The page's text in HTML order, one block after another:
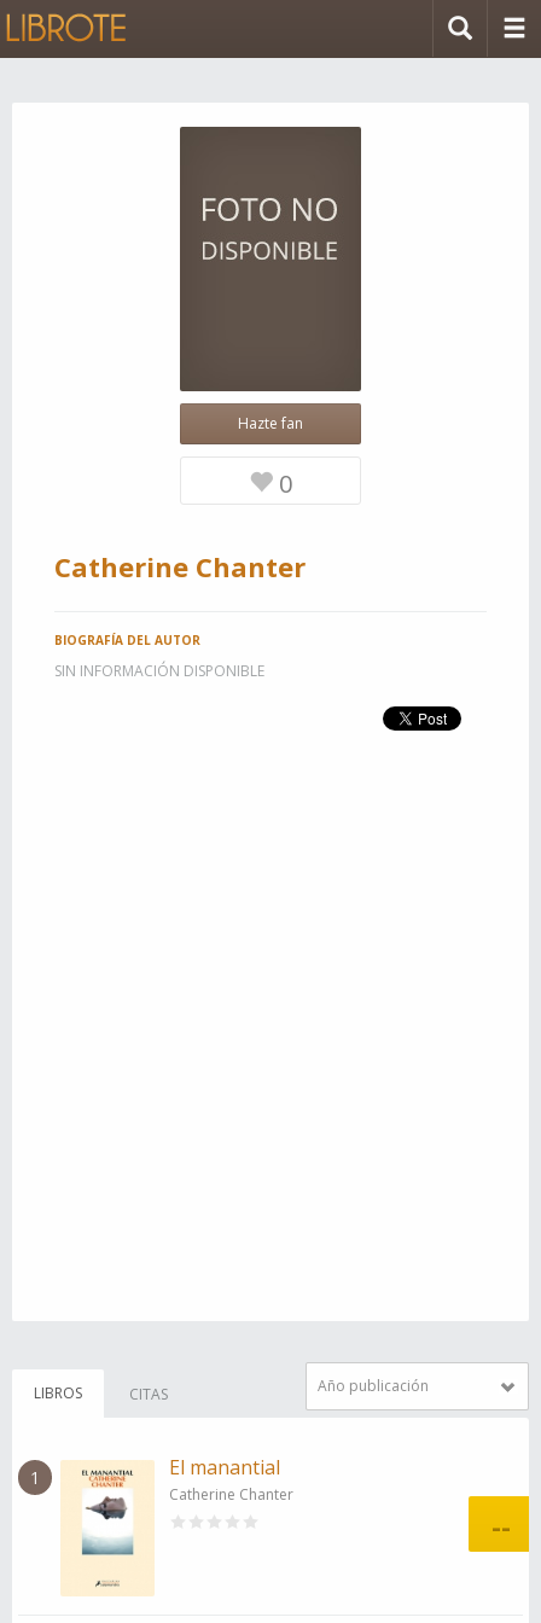
Hazte fan
0
Catherine Chanter
BIOGRAFÍA DEL AUTOR
SIN INFORMACIÓN DISPONIBLE
LIBROS CITAS Año publicación
1 El manantial
Catherine Chanter
--